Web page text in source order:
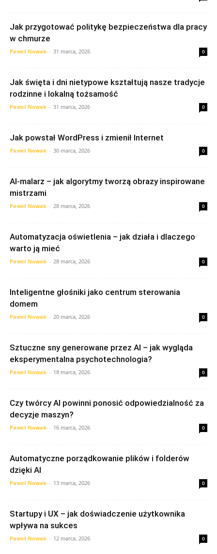
Jak przygotować politykę bezpieczeństwa dla pracy
w chmurze
Paweł Nowak - 31 marca, 2026 0
Jak święta i dni nietypowe kształtują nasze tradycje
rodzinne i lokalną tożsamość
Paweł Nowak - 31 marca, 2026 0
Jak powstał WordPress i zmienił Internet
Paweł Nowak - 30 marca, 2026 0
AI-malarz – jak algorytmy tworzą obrazy inspirowane
mistrzami
Paweł Nowak - 28 marca, 2026 0
Automatyzacja oświetlenia – jak działa i dlaczego
warto ją mieć
Paweł Nowak - 28 marca, 2026 0
Inteligentne głośniki jako centrum sterowania
domem
Paweł Nowak - 20 marca, 2026 0
Sztuczne sny generowane przez AI – jak wygląda
eksperymentalna psychotechnologia?
Paweł Nowak - 18 marca, 2026 0
Czy twórcy AI powinni ponosić odpowiedzialność za
decyzje maszyn?
Paweł Nowak - 16 marca, 2026 0
Automatyczne porządkowanie plików i folderów
dzięki AI
Paweł Nowak - 13 marca, 2026 0
Startupy i UX – jak doświadczenie użytkownika
wpływa na sukces
Paweł Nowak - 12 marca, 2026 0